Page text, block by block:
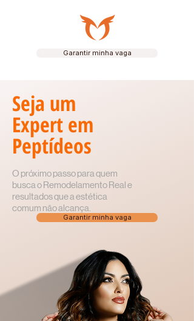
Garantir minha vaga
Seja um
Expert em
Peptídeos
O próximo passo para quem
busca o Remodelamento Real e
resultados que a estética
comum não alcança.
Garantir minha vaga